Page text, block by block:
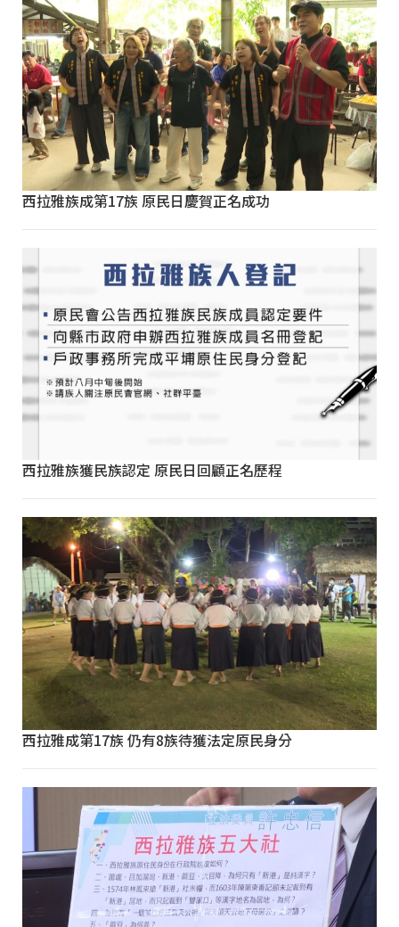
西拉雅族成第17族 原民日慶賀正名成功
西拉雅族獲民族認定 原民日回顧正名歷程
西拉雅成第17族 仍有8族待獲法定原民身分